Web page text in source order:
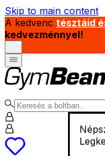
Skip to main content
A kedvenc tésztáid
kedvezménnyel!